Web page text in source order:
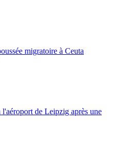
migratoire à Ceuta
de Leipzig après une